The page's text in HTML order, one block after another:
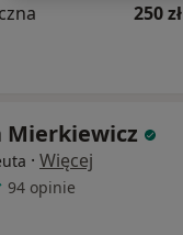
250 zł
Mierkiewicz
· Więcej
94 opinie